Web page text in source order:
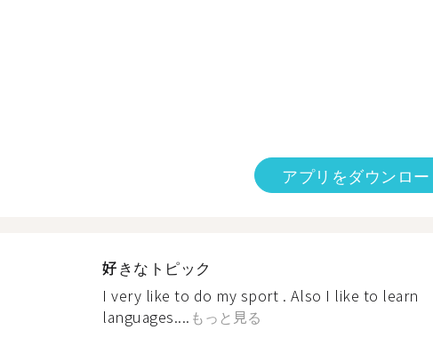
アプリをダウンロ
好きなトピック
I very like to do my sport . Also I like to learn
languages.... もっと見る